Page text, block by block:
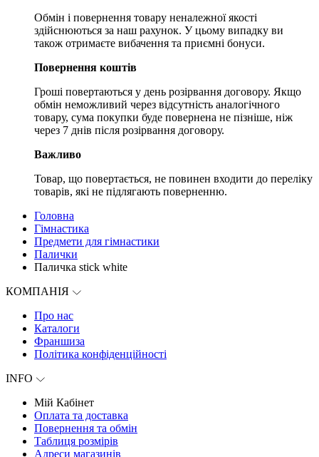
Обмін і повернення товару неналежної якості
здійснюються за наш рахунок. У цьому випадку ви
також отримаєте вибачення та приємні бонуси.
Повернення коштів
Гроші повертаються у день розірвання договору. Якщо
обмін неможливий через відсутність аналогічного
товару, сума покупки буде повернена не пізніше, ніж
через 7 днів після розірвання договору.
Важливо
Товар, що повертається, не повинен входити до переліку
товарів, які не підлягають поверненню.
Головна
Гімнастика
Предмети для гімнастики
Палички
Паличка stick white
КОМПАНІЯ
Про нас
Каталоги
Франшиза
Політика конфіденційності
INFO
Мій Кабінет
Оплата та доставка
Повернення та обмін
Таблиця розмірів
Адреси магазинів